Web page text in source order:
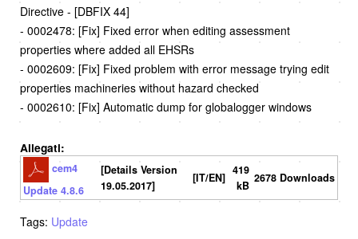
Directive - [DBFIX 44]
- 0002478: [Fix] Fixed error when editing assessment
properties where added all EHSRs
- 0002609: [Fix] Fixed problem with error message trying edit
properties machineries without hazard checked
- 0002610: [Fix] Automatic dump for globalogger windows
Allegati:
cem4
Update 4.8.6
[Details Version
19.05.2017]
[IT/EN]
419
kB
2678 Downloads
Tags: Update